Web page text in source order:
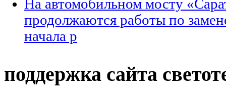
На автомобильном мосту
продолжаются работы по
начала р
поддержка сайта